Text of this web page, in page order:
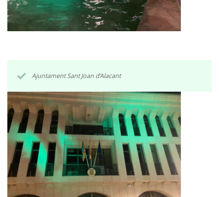
Ajuntament Sant Joan d’Alacant